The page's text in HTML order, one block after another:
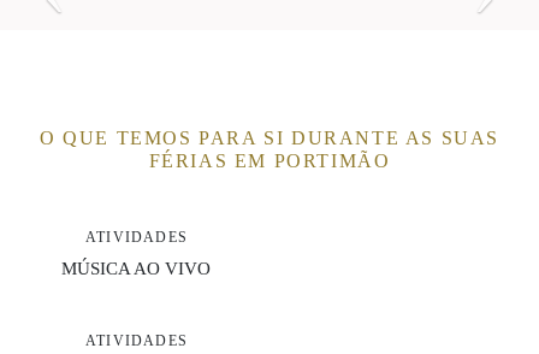
O QUE TEMOS PARA SI DURANTE AS SUAS
FÉRIAS EM PORTIMÃO
ATIVIDADES
MÚSICA AO VIVO
ATIVIDADES